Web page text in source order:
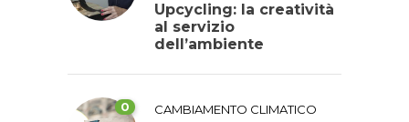
Upcycling: la creatività
al servizio
dell’ambiente
0 CAMBIAMENTO CLIMATICO